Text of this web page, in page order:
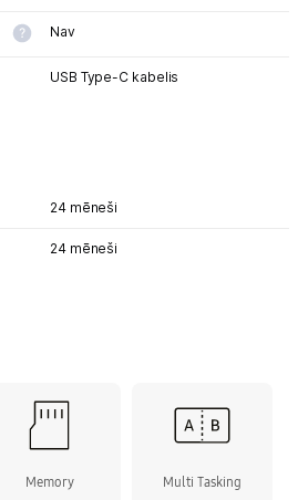
Nav
USB Type-C kabelis
24 mēneši
24 mēneši
Memory Multi Tasking